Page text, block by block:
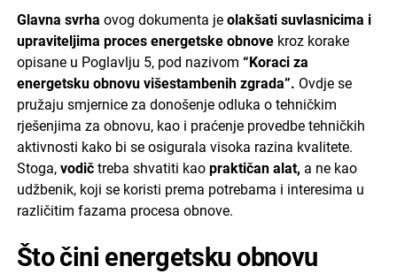
Glavna svrha ovog dokumenta je olakšati suvlasnicima i
upraviteljima proces energetske obnove kroz korake
opisane u Poglavlju 5, pod nazivom “Koraci za
energetsku obnovu višestambenih zgrada”. Ovdje se
pružaju smjernice za donošenje odluka o tehničkim
rješenjima za obnovu, kao i praćenje provedbe tehničkih
aktivnosti kako bi se osigurala visoka razina kvalitete.
Stoga, vodičtreba shvatiti kao praktičan alat, a ne kao
udžbenik, koji se koristi prema potrebama i interesima u
različitim fazama procesa obnove.
Što čini energetsku obnovu